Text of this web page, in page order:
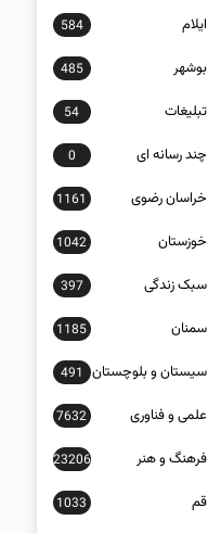
ایلام 584
بوشهر 485
تبلیغات 54
چند رسانه ای 0
خراسان رضوی 1161
خوزستان 1042
سبک زندگی 397
سمنان 1185
سیستان و بلوچستان 491
علمی و فناوری 7632
فرهنگ و هنر 23206
قم 1033